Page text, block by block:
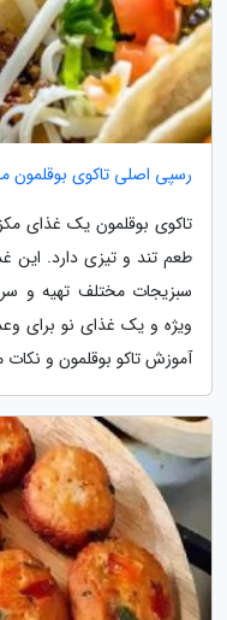
رسپی اصلی تاکوی بوقلمون
تاکوی بوقلمون یک غذای
طعم تند و تیزی دارد. این
سبزیجات مختلف تهیه و
ویژه و یک غذای نو برای
آموزش تاکو بوقلمون و نکات